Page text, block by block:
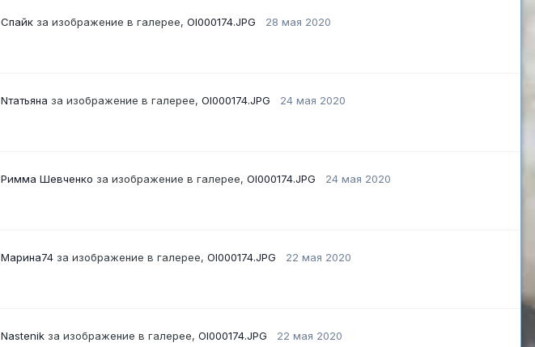
Спайк за изображение в галерее, OI000174.JPG 28 мая 2020
Nтатьяна за изображение в галерее, OI000174.JPG 24 мая 2020
Римма Шевченко за изображение в галерее, OI000174.JPG 24 мая 2020
Марина74 за изображение в галерее, OI000174.JPG 22 мая 2020
Nastenik за изображение в галерее, OI000174.JPG 22 мая 2020